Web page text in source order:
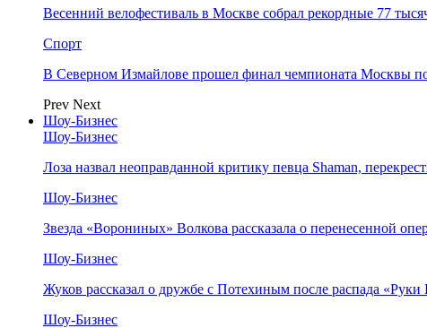
Весенний велофестиваль в Москве собрал рекордные 77
Спорт
В Северном Измайлове прошел финал чемпионата Москвы
Prev Next
Шоу-Бизнес
Шоу-Бизнес
Лоза назвал неоправданной критику певца Shaman,
Шоу-Бизнес
Звезда «Ворониных» Волкова рассказала о перенесенной
Шоу-Бизнес
Жуков рассказал о дружбе с Потехиным после распада «Руки
Шоу-Бизнес